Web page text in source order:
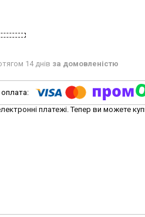
14 днів за домовленістю
платежі. Тепер ви можете